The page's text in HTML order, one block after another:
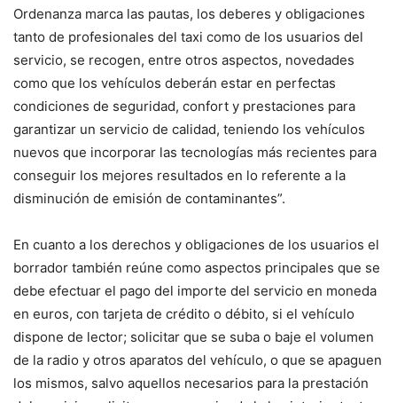
Ordenanza marca las pautas, los deberes y obligaciones
tanto de profesionales del taxi como de los usuarios del
servicio, se recogen, entre otros aspectos, novedades
como que los vehículos deberán estar en perfectas
condiciones de seguridad, confort y prestaciones para
garantizar un servicio de calidad, teniendo los vehículos
nuevos que incorporar las tecnologías más recientes para
conseguir los mejores resultados en lo referente a la
disminución de emisión de contaminantes”.
En cuanto a los derechos y obligaciones de los usuarios el
borrador también reúne como aspectos principales que se
debe efectuar el pago del importe del servicio en moneda
en euros, con tarjeta de crédito o débito, si el vehículo
dispone de lector; solicitar que se suba o baje el volumen
de la radio y otros aparatos del vehículo, o que se apaguen
los mismos, salvo aquellos necesarios para la prestación